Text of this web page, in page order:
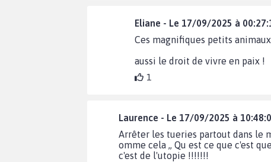
Eliane - Le 17/09/2025 à
Ces magnifiques petits
aussi le droit de vivre en paix !
1
Laurence - Le 17/09/2025 à
Arrêter les tueries partout dans le
omme cela ,, Qu est ce que c'est
c'est de l'utopie !!!!!!!